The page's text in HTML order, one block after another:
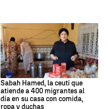
Sabah Hamed, la ceutí que
atiende a 400 migrantes al
día en su casa con comida,
ropa y duchas